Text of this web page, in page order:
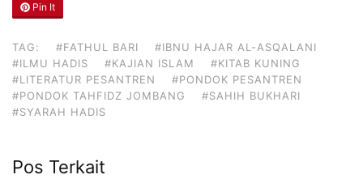
Pin It
TAG: #FATHUL BARI
#IBNU HAJAR AL-ASQALANI
#ILMU HADIS
#KAJIAN ISLAM
#KITAB KUNING
#LITERATUR PESANTREN
#PONDOK PESANTREN
#PONDOK TAHFIDZ JOMBANG
#SAHIH BUKHARI
#SYARAH HADIS
Pos Terkait